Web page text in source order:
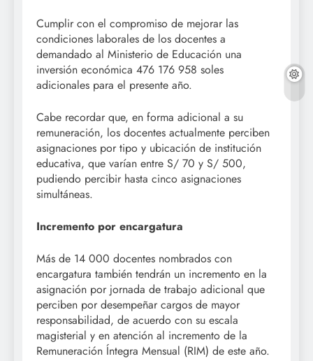
Cumplir con el compromiso de mejorar las
condiciones laborales de los docentes a
demandado al Ministerio de Educación una
inversión económica 476 176 958 soles
adicionales para el presente año.
Cabe recordar que, en forma adicional a su
remuneración, los docentes actualmente perciben
asignaciones por tipo y ubicación de institución
educativa, que varían entre S/ 70 y S/ 500,
pudiendo percibir hasta cinco asignaciones
simultáneas.
Incremento por encargatura
Más de 14 000 docentes nombrados con
encargatura también tendrán un incremento en la
asignación por jornada de trabajo adicional que
perciben por desempeñar cargos de mayor
responsabilidad, de acuerdo con su escala
magisterial y en atención al incremento de la
Remuneración Íntegra Mensual (RIM) de este año.